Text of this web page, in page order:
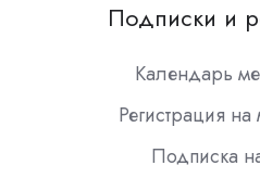
Подписки и
Календарь
Регистрация
Подписка